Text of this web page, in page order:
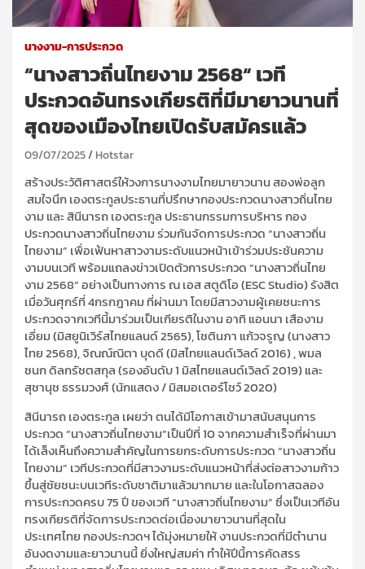
นางงาม-การประกวด
“นางสาวถิ่นไทยงาม 2568“ เวที
ประกวดอันทรงเกียรติที่มีมายาวนานที่
สุดของเมืองไทยเปิดรับสมัครแล้ว
09/07/2025 Hotstar
สร้างประวัติศาสตร์ให้วงการนางงามไทยมายาวนาน สองพ่อลูก
สมใจนึก เองตระกูลประธานที่ปรึกษากองประกวดนางสาวถิ่นไทย
งาม และสินีนารถ เองตระกูล ประธานกรรมการบริหาร กอง
ประกวดนางสาวถิ่นไทยงาม ร่วมกันจัดการประกวด“นางสาวถิ่น
ไทยงาม” เพื่อเฟ้นหาสาวงามระดับแนวหน้าเข้าร่วมประชันความ
งามบนเวที พร้อมแถลงข่าวเปิดตัวการประกวด“นางสาวถิ่นไทย
งาม2568“อย่างเป็นทางการ ณ เอส สตูดิโอ (ESC Studio)รังสิต
เมื่อวันศุกร์ที่4กรกฎาคม ที่ผ่านมา โดยมีสาวงามผู้เคยชนะการ
ประกวดจากเวทีนี้มาร่วมเป็นเกียรติในงาน อาทิ แอนนา เสืองาม
เอี่ยม(มิสยูนิเวิร์สไทยแลนด์2565),โชตินภา แก้วจรูญ(นางสาว
ไทย2568),จิณณ์ณิตา บุดดี(มิสไทยแลนด์เวิลด์2016),พมล
ชนก ดิลกรัชตสกุล(รองอันดับ1 มิสไทยแลนด์เวิลด์2019)และ
สุชานุช ธรรมวงศ์(นักแสดง / มิสมอเตอร์โชว์2020)
สินีนารถ เองตระกูล เผยว่า ตนได้มีโอกาสเข้ามาสนับสนุนการ
ประกวด“นางสาวถิ่นไทยงาม”เป็นปีที่10จากความสำเร็จที่ผ่านมา
ได้เล็งเห็นถึงความสำคัญในการยกระดับการประกวด“นางสาวถิ่น
ไทยงาม” เวทีประกวดที่มีสาวงามระดับแนวหน้าที่ส่งต่อสาวงามก้าว
ขึ้นสู่ชัยชนะบนเวทีระดับชาติมาแล้วมากมาย และในโอกาสฉลอง
การประกวดครบ75ปี ของเวที “นางสาวถิ่นไทยงาม” ซึ่งเป็นเวทีอัน
ทรงเกียรติที่จัดการประกวดต่อเนื่องมายาวนานที่สุดใน
ประเทศไทย กองประกวดฯ ได้มุ่งหมายให้ งานประกวดที่มีตำนาน
อันงดงามและยาวนานนี้ ยิ่งใหญ่สมค่า ทำให้ปีนี้การคัดสรร